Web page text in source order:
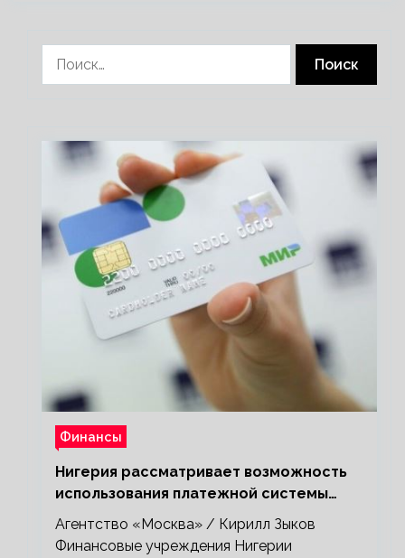
Финансы
Нигерия рассматривает возможность
использования платежной системы
«Мир»
Агентство «Москва» / Кирилл Зыков
Финансовые учреждения Нигерии